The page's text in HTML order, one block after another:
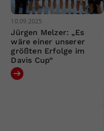
10.09.2025
Jürgen Melzer: „Es
wäre einer unserer
größten Erfolge im
Davis Cup“